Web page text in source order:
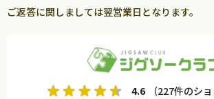
ご返答に関しましては翌営業日となります。
4.6 （227件のシ